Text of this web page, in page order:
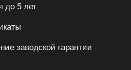
до 5 лет
заводской гарантии